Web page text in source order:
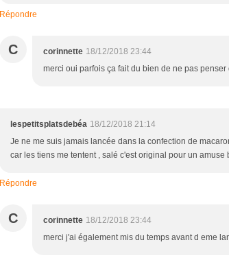
Répondre
C corinnette 18/12/2018 23:44
merci oui parfois ça fait du bien de ne pas
lespetitsplatsdebéa 18/12/2018 21:14
Je ne me suis jamais lancée dans la confection de
car les tiens me tentent , salé c'est original pour un amuse
Répondre
C corinnette 18/12/2018 23:44
merci j'ai également mis du temps avant d eme